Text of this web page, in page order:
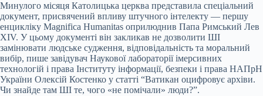
Минулого місяця Католицька церква представила спеціальний
документ, присвячений впливу штучного інтелекту — першу
енцикліку Magnifica Humanitas оприлюднив Папа Римський Лев
XIV. У цьому документі він закликав не дозволити ШІ
замінювати людське судження, відповідальність та моральний
вибір, пише завідувач Наукової лабораторії імерсивних
технологій і права Інституту інформації, безпеки і права НАПрН
України Олексій Костенко у статті “Ватикан оцифровує архіви.
Чи знайде там ШІ те, чого «не помічали» люди?”.